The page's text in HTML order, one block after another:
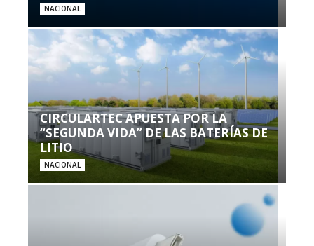
NACIONAL
CIRCULARTEC APUESTA POR LA
“SEGUNDA VIDA” DE LAS BATERÍAS DE
LITIO
NACIONAL